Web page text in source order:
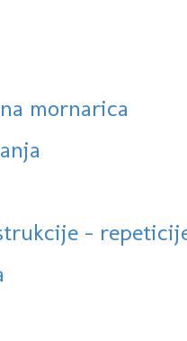
mornarica
-